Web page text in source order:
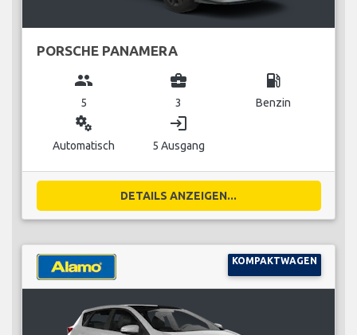
PORSCHE PANAMERA
group
5
business_center
3
local_gas_station
Benzin
miscellaneous_services
Automatisch
login
5 Ausgang
DETAILS ANZEIGEN...
KOMPAKTWAGEN